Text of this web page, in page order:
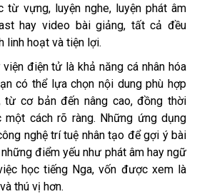
từ vựng, luyện nghe, luyện phát âm
hay video bài giảng, tất cả đều
linh hoạt và tiện lợi.
điện tử là khả năng cá nhân hóa
có thể lựa chọn nội dung phù hợp
từ cơ bản đến nâng cao, đồng thời
cách rõ ràng. Những ứng dụng
nghệ trí tuệ nhân tạo để gợi ý bài
điểm yếu như phát âm hay ngữ
học tiếng Nga, vốn được xem là
thú vị hơn.